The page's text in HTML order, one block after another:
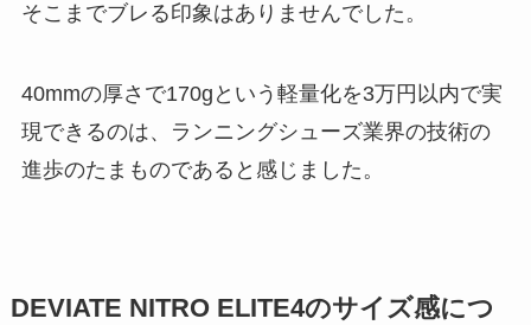
そこまでブレる印象はありませんでした。
40mmの厚さで170gという軽量化を3万円以内で実
現できるのは、ランニングシューズ業界の技術の
進歩のたまものであると感じました。
DEVIATE NITRO ELITE4のサイズ感につ